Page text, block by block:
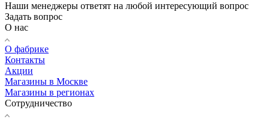
Наши менеджеры ответят на любой интересующий вопрос
Задать вопрос
О нас
О фабрике
Контакты
Акции
Магазины в Москве
Магазины в регионах
Сотрудничество